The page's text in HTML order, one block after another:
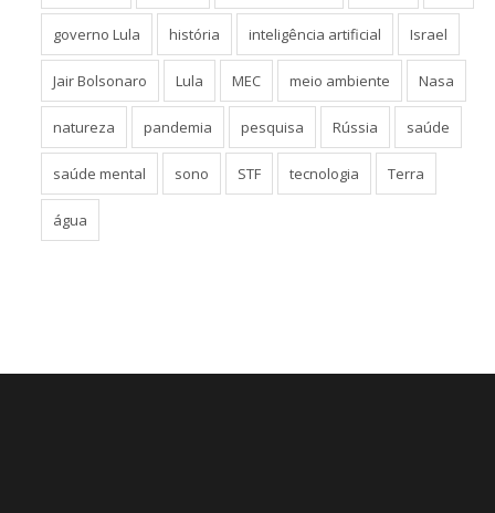
governo Lula história inteligência artificial Israel
Jair Bolsonaro Lula MEC meio ambiente Nasa
natureza pandemia pesquisa Rússia saúde
saúde mental sono STF tecnologia Terra
água